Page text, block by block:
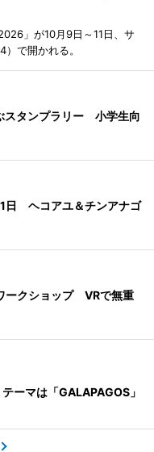
」が10月9日～11日、サ
で開かれる。
スタンプラリー 小学生向
日 ヘコアユ＆チンアナゴ
ークショップ VRで無重
マは「GALAPAGOS」